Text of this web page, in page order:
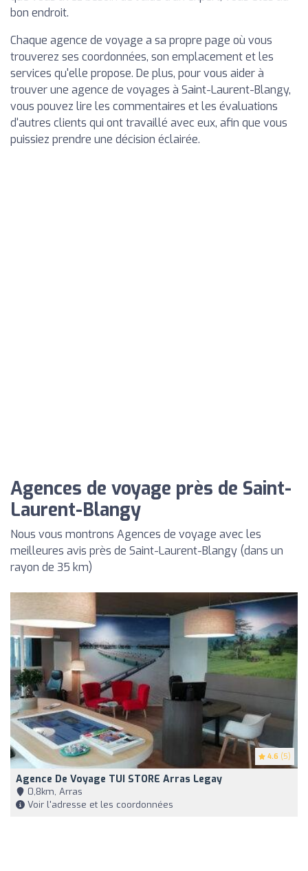
bon endroit.
Chaque agence de voyage a sa propre page où vous
trouverez ses coordonnées, son emplacement et les
services qu'elle propose. De plus, pour vous aider à
trouver une agence de voyages à Saint-Laurent-Blangy,
vous pouvez lire les commentaires et les évaluations
d'autres clients qui ont travaillé avec eux, afin que vous
puissiez prendre une décision éclairée.
Agences de voyage près de Saint-
Laurent-Blangy
Nous vous montrons Agences de voyage avec les
meilleures avis près de Saint-Laurent-Blangy (dans un
rayon de 35 km)
4.6 (5)
Agence De Voyage TUI STORE Arras Legay
0,8km, Arras
Voir l'adresse et les coordonnées